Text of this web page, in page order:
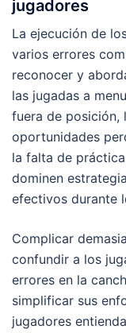
jugadores
La ejecución de
varios errores
reconocer y
las jugadas a
fuera de posición,
oportunidades
la falta de
dominen
efectivos durante
Complicar
confundir a los
errores en la
simplificar sus
jugadores